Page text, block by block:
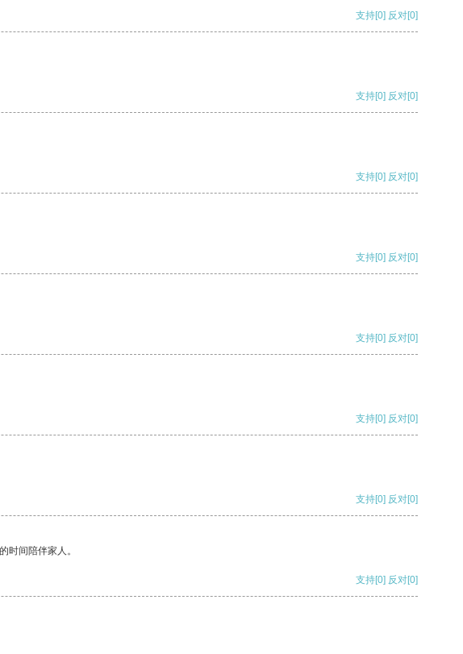
支持[0] 反对[0]
支持[0] 反对[0]
支持[0] 反对[0]
支持[0] 反对[0]
支持[0] 反对[0]
支持[0] 反对[0]
支持[0] 反对[0]
时间陪伴家人。
支持[0] 反对[0]